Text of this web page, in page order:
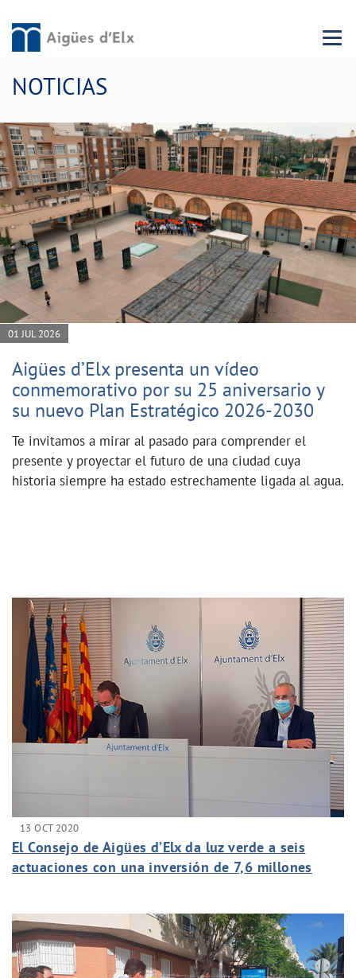
Menu
NOTICIAS
01 JUL 2026
Aigües d’Elx presenta un vídeo
conmemorativo por su 25 aniversario y
su nuevo Plan Estratégico 2026-2030
Te invitamos a mirar al pasado para comprender el
presente y proyectar el futuro de una ciudad cuya
historia siempre ha estado estrechamente ligada al agua.
13 OCT 2020
El Consejo de Aigües d’Elx da luz verde a seis
actuaciones con una inversión de 7,6 millones